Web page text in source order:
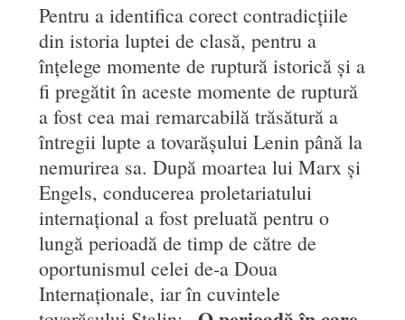
Pentru a identifica corect contradicțiile
din istoria luptei de clasă, pentru a
înțelege momente de ruptură istorică și a
fi pregătit în aceste momente de ruptură
a fost cea mai remarcabilă trăsătură a
întregii lupte a tovarășului Lenin până la
nemurirea sa. După moartea lui Marx și
Engels, conducerea proletariatului
internațional a fost preluată pentru o
lungă perioadă de timp de către de
oportunismul celei de-a Doua
Internaționale, iar în cuvintele